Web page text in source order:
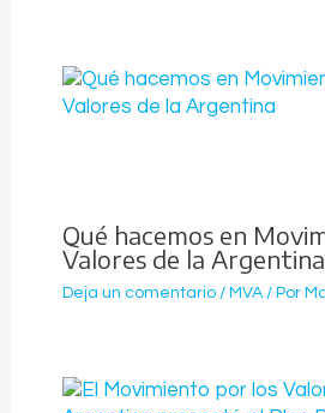
Qué hacemos en
Valores de la Argentina
Deja un comentario / MVA/ Por